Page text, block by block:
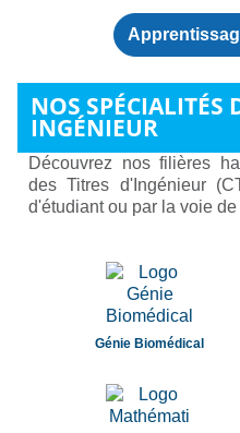
NOS SPÉCIALITÉS
INGÉNIEUR
Découvrez nos filières
des Titres d'Ingénieur
d'étudiant ou par la voie
Génie Biomédical